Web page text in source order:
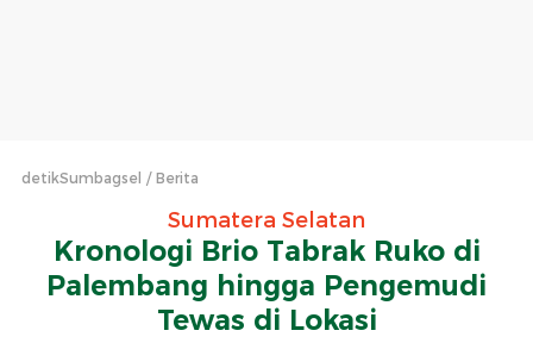
detikSumbagsel Berita
Sumatera Selatan
Kronologi Brio Tabrak Ruko di
Palembang hingga Pengemudi
Tewas di Lokasi